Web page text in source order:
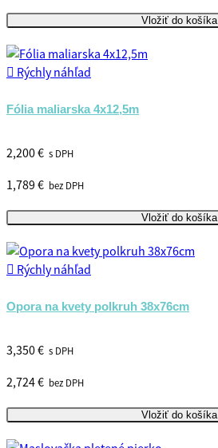
Vložiť do košíka
 Rýchly náhľad
Fólia maliarska 4x12,5m
2,200 € s DPH
1,789 € bez DPH
Vložiť do košíka
 Rýchly náhľad
Opora na kvety polkruh 38x76cm
3,350 € s DPH
2,724 € bez DPH
Vložiť do košíka